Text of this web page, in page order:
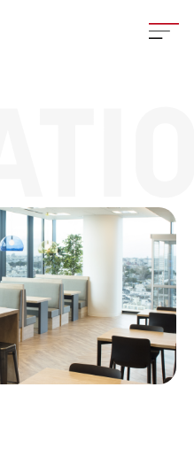
座談
よく
イン
フェ